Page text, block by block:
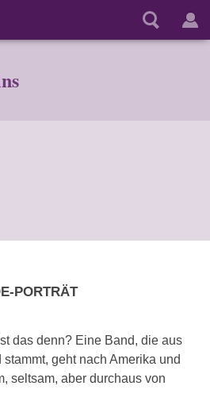
PORTRÄT
das denn? Eine Band, die aus
stammt, geht nach Amerika und
seltsam, aber durchaus von